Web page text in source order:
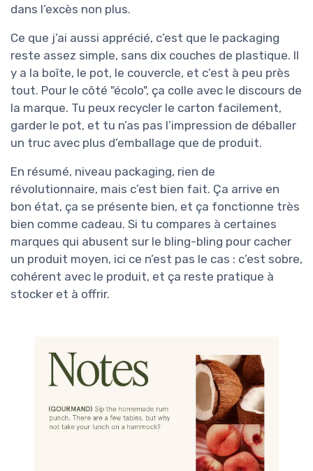
dans l’excès non plus.
Ce que j’ai aussi apprécié, c’est que le packaging
reste assez simple, sans dix couches de plastique. Il
y a la boîte, le pot, le couvercle, et c’est à peu près
tout. Pour le côté "écolo", ça colle avec le discours de
la marque. Tu peux recycler le carton facilement,
garder le pot, et tu n’as pas l’impression de déballer
un truc avec plus d’emballage que de produit.
En résumé, niveau packaging, rien de
révolutionnaire, mais c’est bien fait. Ça arrive en
bon état, ça se présente bien, et ça fonctionne très
bien comme cadeau. Si tu compares à certaines
marques qui abusent sur le bling-bling pour cacher
un produit moyen, ici ce n’est pas le cas : c’est sobre,
cohérent avec le produit, et ça reste pratique à
stocker et à offrir.